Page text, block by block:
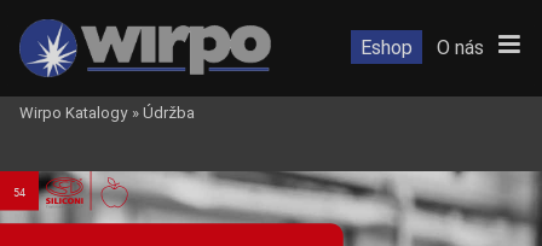
54
Eshop O nás
Wirpo Katalogy » Údržba